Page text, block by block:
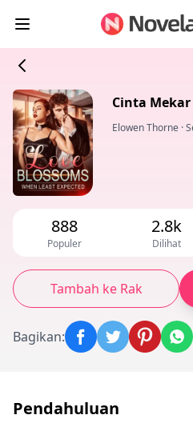
Cinta Mekar
Elowen Thorne ·
888
Populer
2.8k
Dilihat
Tambah ke Rak
Bagikan:
Pendahuluan